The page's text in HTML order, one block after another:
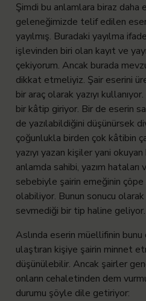
Şimdi bu anlamlara biraz daha
geleneğimizde telif edilen
yayılmış. Buradaki yayılma
işlevinden biri olan kayıt ve
çekiyorum. Ancak burada
dikkat etmeliyiz. Şair eserini
bir araç olarak yazıyı
bir kâtip giriyor. Bir de eserin
de yazılabildiğini düşünürsek
çoğunlukla birden çok kâtibin
yazıyı yazan kişiler yani
anlamda sahibi, yazım hataları
sebebiyle şairin emeğinin
olabiliyor. Bunun sonucu
sevmediği bir tip haline geliyor.
Aslında eserin müellifinin
ulaştıran kişiye şairin minnet
düşünülebilir. Ancak şairler
onların cehaletinden dem
durumu şöyle dile getiriyor: